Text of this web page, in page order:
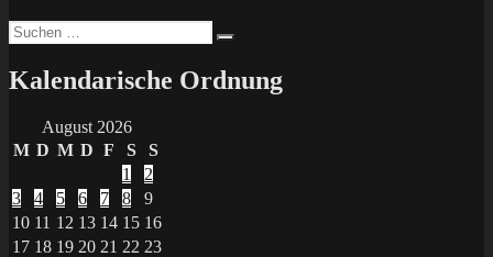
Suchen
nach:
Kalendarische Ordnung
August 2026
M D M D F S
S
1
2
3
4 5 6 7 8
9
10 11 12 13 14 15 16
17 18 19 20 21 22 23